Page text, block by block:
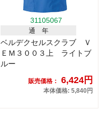
31105067
通 年
ベルデクセルスクラブ Ｖ
ＥＭ３００３上 ライトブ
ルー
販売価格： 6,424円
本体価格: 5,840円